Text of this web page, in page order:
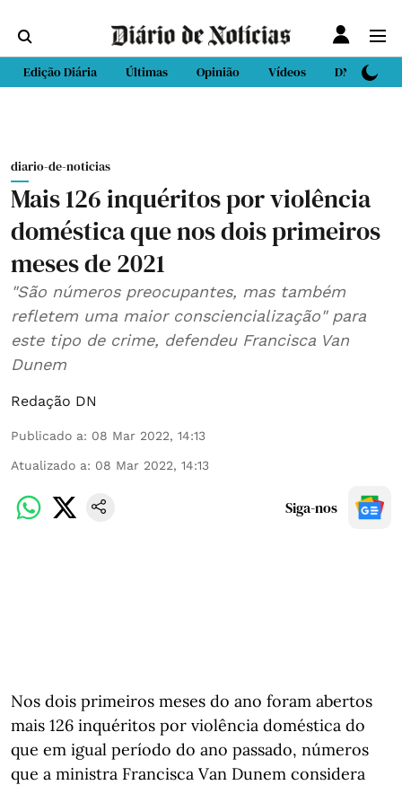
Edição Diária Últimas Opinião Vídeos DN Sport
diario-de-noticias
Mais 126 inquéritos por violência
doméstica que nos dois primeiros
meses de 2021
"São números preocupantes, mas também
refletem uma maior consciencialização" para
este tipo de crime, defendeu Francisca Van
Dunem
Redação DN
Publicado a: 08 Mar 2022, 14:13
Atualizado a: 08 Mar 2022, 14:13
Siga-nos
Nos dois primeiros meses do ano foram abertos
mais 126 inquéritos por violência doméstica do
que em igual período do ano passado, números
que a ministra Francisca Van Dunem considera